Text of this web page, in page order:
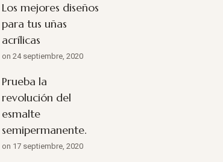
Los mejores diseños
para tus uñas
acrílicas
on 24 septiembre, 2020
Prueba la
revolución del
esmalte
semipermanente.
on 17 septiembre, 2020